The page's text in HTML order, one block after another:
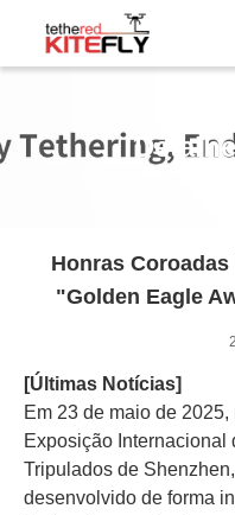
Honras
"Golden Eagle
[Últimas Notícias]
Em 23 de maio de
Exposição Internacional
Tripulados de
desenvolvido de forma